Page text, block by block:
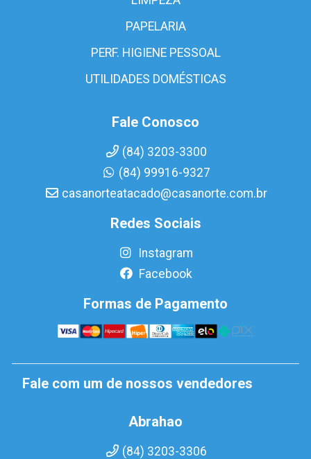
PAPELARIA
PERF. HIGIENE PESSOAL
UTILIDADES DOMÉSTICAS
Fale Conosco
(84) 3203-3300
(84) 99916-9327
casanorteatacado@casanorte.com.br
Redes Sociais
Instagram
Facebook
Formas de Pagamento
Fale com um de nossos vendedores
Abrahao
(84) 3203-3306